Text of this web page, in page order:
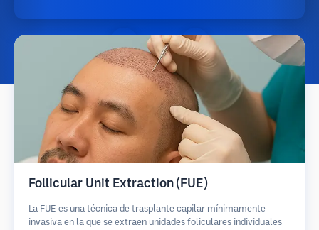
Follicular Unit Extraction (FUE)
La FUE es una técnica de trasplante capilar mínimamente
invasiva en la que se extraen unidades foliculares individuales